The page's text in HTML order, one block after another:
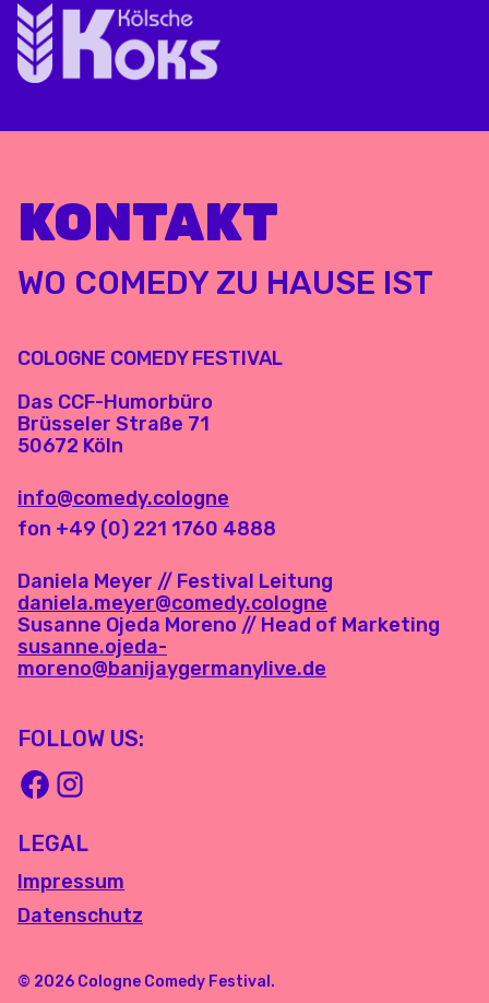
KONTAKT
WO COMEDY ZU HAUSE IST
COLOGNE COMEDY FESTIVAL
Das CCF-Humorbüro
Brüsseler Straße 71
50672 Köln
info@comedy.cologne
fon +49 (0) 221 1760 4888
Daniela Meyer // Festival Leitung
daniela.meyer@comedy.cologne
Susanne Ojeda Moreno // Head of Marketing
susanne.ojeda-
moreno@banijaygermanylive.de
FOLLOW US:
LEGAL
Impressum
Datenschutz
© 2026 Cologne Comedy Festival.